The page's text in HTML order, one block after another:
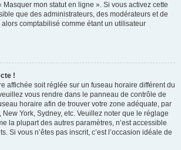
Masquer mon statut en ligne ». Si vous activez cette
que des administrateurs, des modérateurs et de
comptabilisé comme étant un utilisateur
!
affichée soit réglée sur un fuseau horaire différent du
vous rendre dans le panneau de contrôle de
horaire afin de trouver votre zone adéquate, par
York, Sydney, etc. Veuillez noter que le réglage
la plupart des autres paramètres, n’est accessible
Si vous n’êtes pas inscrit, c’est l’occasion idéale de